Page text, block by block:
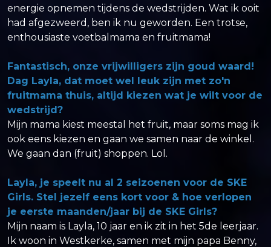
energie opnemen tijdens de wedstrijden. Wat ik ooit
had afgezweerd, ben ik nu geworden. Een trotse,
enthousiaste voetbalmama en fruitmama!
Fantastisch, onze vrijwilligers zijn goud waard!
Dag Layla, dat moet wel leuk zijn met zo'n
fruitmama thuis, altijd kiezen wat je wilt voor de
wedstrijd?
Mijn mama kiest meestal het fruit, maar soms mag ik
ook eens kiezen en gaan we samen naar de winkel.
We gaan dan (fruit) shoppen. Lol.
Layla, je speelt nu al 2 seizoenen voor de SKE
Girls. Stel jezelf eens kort voor & hoe verlopen
je eerste maanden/jaar bij de SKE Girls?
Mijn naam is Layla, 10 jaar en ik zit in het 5de leerjaar.
Ik woon in Westkerke, samen met mijn papa Benny,